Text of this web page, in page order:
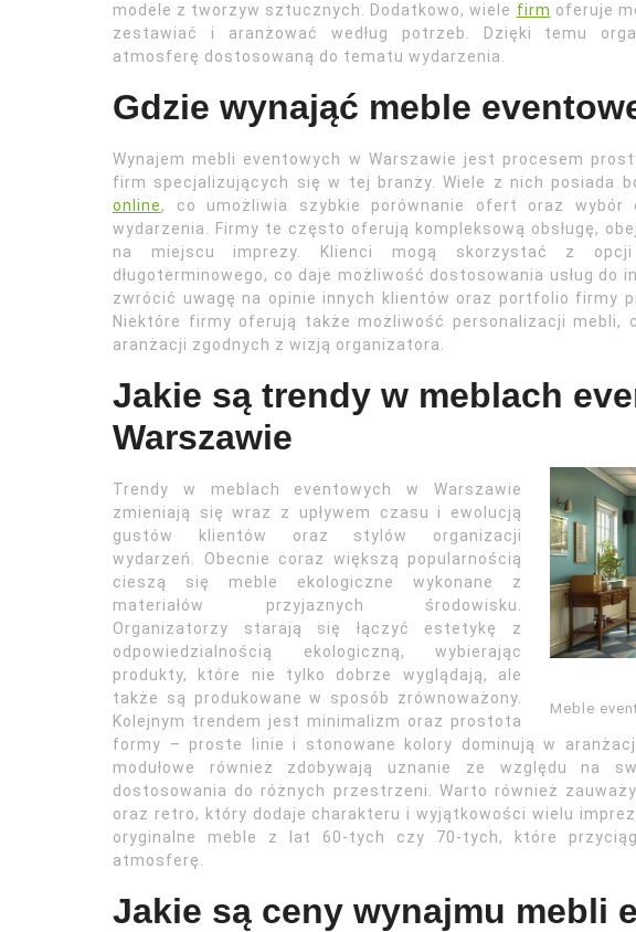
modele z tworzyw sztucznych. Dodatkowo, wiele firm oferuje
zestawiać i aranżować według potrzeb. Dzięki temu
atmosferę dostosowaną do tematu wydarzenia.
Gdzie wynająć meble
Wynajem mebli eventowych w Warszawie jest procesem
firm specjalizujących się w tej branży. Wiele z nich posiada
online, co umożliwia szybkie porównanie ofert oraz wybór
wydarzenia. Firmy te często oferują kompleksową obsługę,
na miejscu imprezy. Klienci mogą skorzystać z opcji
długoterminowego, co daje możliwość dostosowania usług do
zwrócić uwagę na opinie innych klientów oraz portfolio firmy
Niektóre firmy oferują także możliwość personalizacji mebli,
aranżacji zgodnych z wizją organizatora.
Jakie są trendy w meblach
Warszawie
Meble
Trendy w meblach eventowych w Warszawie
zmieniają się wraz z upływem czasu i ewolucją
gustów klientów oraz stylów organizacji
wydarzeń. Obecnie coraz większą popularnością
cieszą się meble ekologiczne wykonane z
materiałów przyjaznych środowisku.
Organizatorzy starają się łączyć estetykę z
odpowiedzialnością ekologiczną, wybierając
produkty, które nie tylko dobrze wyglądają, ale
także są produkowane w sposób zrównoważony.
Kolejnym trendem jest minimalizm oraz prostota
formy – proste linie i stonowane kolory dominują w
modułowe również zdobywają uznanie ze względu na
dostosowania do różnych przestrzeni. Warto również
oraz retro, który dodaje charakteru i wyjątkowości wielu
oryginalne meble z lat 60-tych czy 70-tych, które
atmosferę.
Jakie są ceny wynajmu mebli